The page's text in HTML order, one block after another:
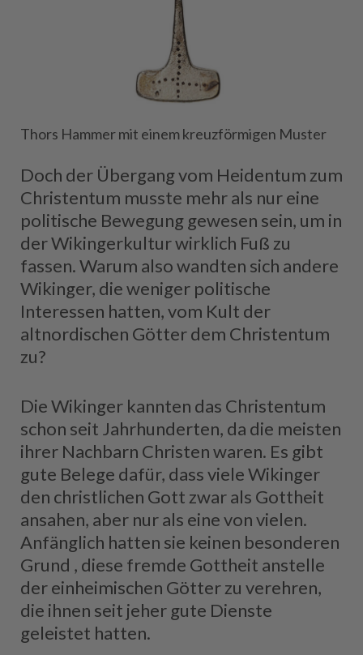
Thors Hammer mit einem kreuzförmigen Muster
Doch der Übergang vom Heidentum zum
Christentum musste mehr als nur eine
politische Bewegung gewesen sein, um in
der Wikingerkultur wirklich Fuß zu
fassen. Warum also wandten sich andere
Wikinger, die weniger politische
Interessen hatten, vom Kult der
altnordischen Götter dem Christentum
zu?
Die Wikinger kannten das Christentum
schon seit Jahrhunderten, da die meisten
ihrer Nachbarn Christen waren. Es gibt
gute Belege dafür, dass viele Wikinger
den christlichen Gott zwar als Gottheit
ansahen, aber nur als eine von vielen.
Anfänglich hatten sie keinen besonderen
Grund , diese fremde Gottheit anstelle
der einheimischen Götter zu verehren,
die ihnen seit jeher gute Dienste
geleistet hatten.